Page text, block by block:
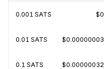
0.001 SATS $0
0.01 SATS $0.00000003
0.1 SATS $0.00000032